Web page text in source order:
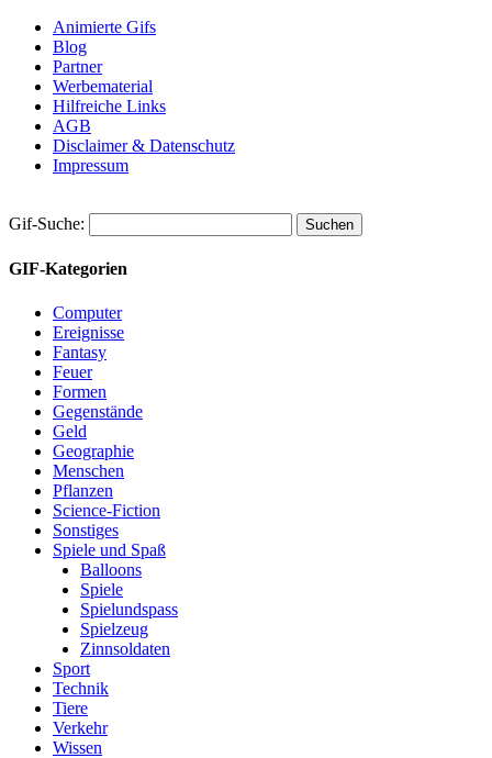
Animierte Gifs
Blog
Partner
Werbematerial
Hilfreiche Links
AGB
Disclaimer & Datenschutz
Impressum
Gif-Suche:
GIF-Kategorien
Computer
Ereignisse
Fantasy
Feuer
Formen
Gegenstände
Geld
Geographie
Menschen
Pflanzen
Science-Fiction
Sonstiges
Spiele und Spaß
Balloons
Spiele
Spielundspass
Spielzeug
Zinnsoldaten
Sport
Technik
Tiere
Verkehr
Wissen